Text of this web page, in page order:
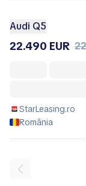
Audi Q5
22.490 EUR
StarLeasing.ro
România